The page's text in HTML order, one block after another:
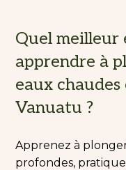
Quel
apprendre à
eaux
Vanuatu ?
Apprenez à
profondes,